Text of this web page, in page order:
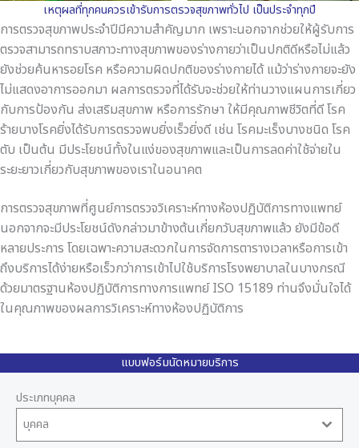
เหตุผลที่ทุกคนควรเข้ารับการตรวจสุขภาพทั่วไป เป็นประจำทุกปี
การตรวจสุขภาพประจําปีมีความสําคัญมาก เพราะนอกจากช่วยให้ผู้รับการ
ตรวจสามารถทราบสภาวะทางสุขภาพของร่างกายว่าเป็นปกติดีหรือไม่แล้ว
ยังช่วยค้นหารอยโรค หรือความผิดปกติของร่างกายได้ แม้ว่าร่างกายจะยัง
ไม่แสดงอาการออกมา ผลการตรวจที่ได้รับจะช่วยให้ท่านวางแผนการเกี่ยว
กับการป้องกัน ส่งเสริมสุขภาพ หรือการรักษา ให้มีคุณภาพชีวิตที่ดี โรค
ร้ายบางโรคยิ่งได้รับการตรวจพบยิ่งเร็วยิ่งดี เช่น โรคมะเร็งบางชนิด โรค
ตับ เป็นต้น มีประโยชน์ทั้งในแง่ของสุขภาพและเป็นการลดค่าใช้จ่ายใน
ระยะยาวเกี่ยวกับสุขภาพของเราในอนาคต
การตรวจสุขภาพที่ศูนย์การตรวจวิเคราะห์ทางห้องปฏิบัติการทางแพทย์
นอกจากจะมีประโยชน์ดังกล่าวมาข้างต้นเกี่ยกวับสุขภาพแล้ว ยังมีข้อดี
หลายประการ โดยเฉพาะความสะดวกในการจัดการตารางเวลาหรือการเข้า
ถึงบริการได้ง่ายหรือเร็วกว่าการเข้าไปใช้บริการโรงพยาบาลในบางกรณี
ด้วยมาตรฐานห้องปฏิบัติการทางการแพทย์ ISO 15189 ท่านจึงมั่นใจได้
ในคุณภาพของผลการวิเคราะห์ทางห้องปฏิบัติการ
แบบฟอร์มนัดหมายบริการ
ประเภทบุคคล
บุคคล